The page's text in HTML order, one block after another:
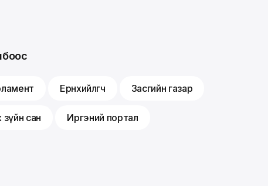
Ерөнхийлөгч Засгийн газар
зүйн сан Иргэний портал